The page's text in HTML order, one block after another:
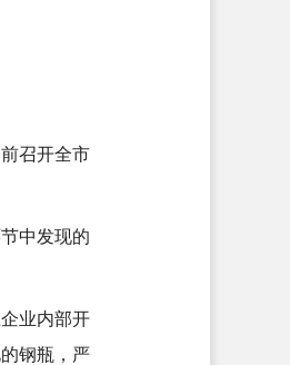
召开全市
中发现的
业内部开
钢瓶，严